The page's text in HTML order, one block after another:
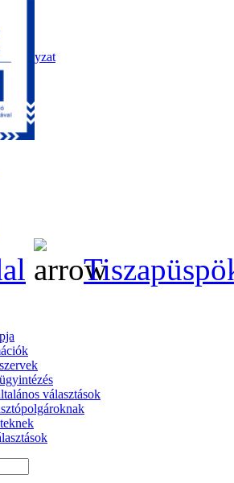
választások